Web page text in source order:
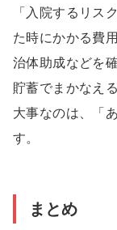
「入院するリス
た時にかかる費
治体助成などを
貯蓄でまかなえ
大事なのは、「
す。
まとめ